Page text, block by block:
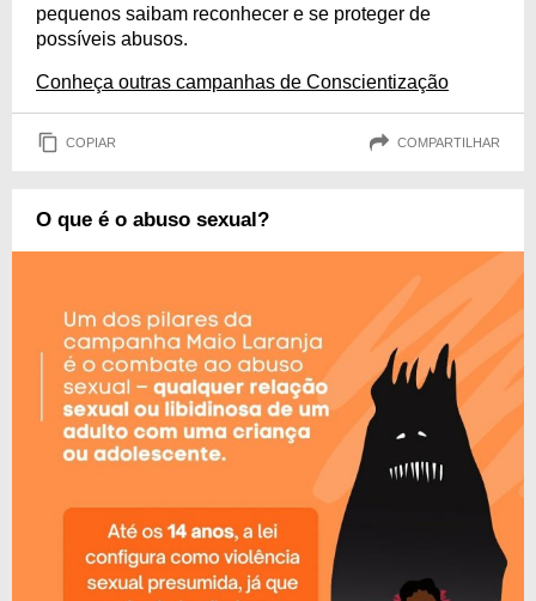
pequenos saibam reconhecer e se proteger de
possíveis abusos.
Conheça outras campanhas de Conscientização
COPIAR COMPARTILHAR
O que é o abuso sexual?